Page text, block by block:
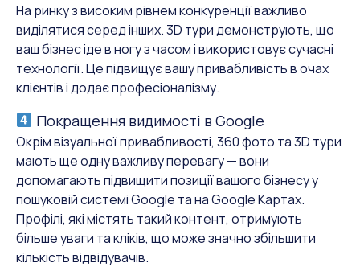
На ринку з високим рівнем конкуренції важливо
виділятися серед інших. 3D тури демонструють, що
ваш бізнес іде в ногу з часом і використовує сучасні
технології. Це підвищує вашу привабливість в очах
клієнтів і додає професіоналізму.
Покращення видимості в Google
Окрім візуальної привабливості, 360 фото та 3D тури
мають ще одну важливу перевагу — вони
допомагають підвищити позиції вашого бізнесу у
пошуковій системі Google та на Google Картах.
Профілі, які містять такий контент, отримують
більше уваги та кліків, що може значно збільшити
кількість відвідувачів.